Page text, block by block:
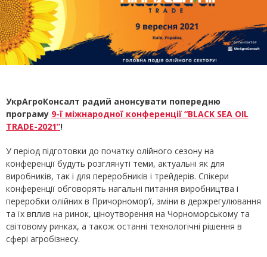
УкрАгроКонсалт радий анонсувати попередню
програму 9-ї міжнародної конференції “BLACK SEA OIL
TRADE-2021”!
У період підготовки до початку олійного сезону на
конференції будуть розглянуті теми, актуальні як для
виробників, так і для переробників і трейдерів. Спікери
конференції обговорять нагальні питання виробництва і
переробки олійних в Причорномор’ї, зміни в держрегулювання
та їх вплив на ринок, ціноутворення на Чорноморському та
світовому ринках, а також останні технологічні рішення в
сфері агробізнесу.